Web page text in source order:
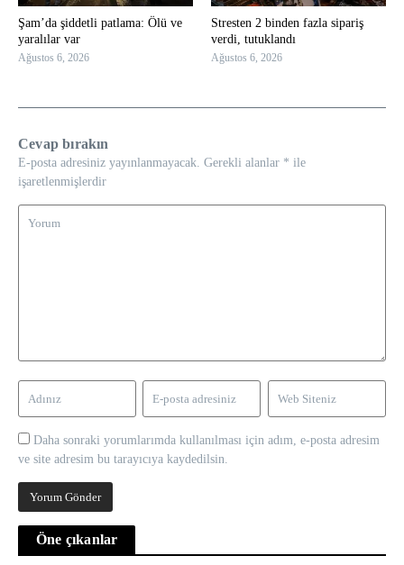
Şam’da şiddetli patlama: Ölü ve
yaralılar var
Ağustos 6, 2026
Stresten 2 binden fazla sipariş
verdi, tutuklandı
Ağustos 6, 2026
Cevap bırakın
E-posta adresiniz yayınlanmayacak. Gerekli alanlar * ile
işaretlenmişlerdir
Daha sonraki yorumlarımda kullanılması için adım, e-posta adresim
ve site adresim bu tarayıcıya kaydedilsin.
Öne çıkanlar